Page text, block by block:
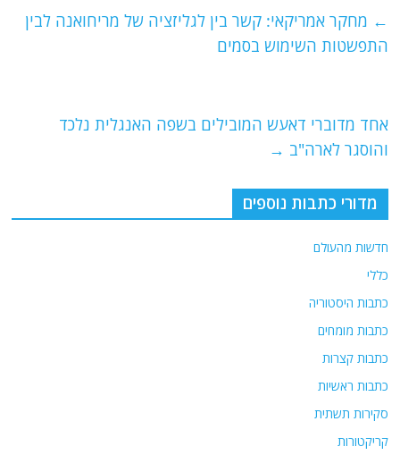
s
A
g
ra
l
er
e
k
← מחקר אמריקאי: קשר בין לגליזציה של מריחואנה לבין
התפשטות השימוש בסמים
אחד מדוברי דאעש המובילים בשפה האנגלית נלכד
והוסגר לארה"ב →
מדורי כתבות נוספים
חדשות מהעולם
כללי
כתבות היסטוריה
כתבות מומחים
כתבות קצרות
כתבות ראשיות
סקירות תשתית
קריקטורות